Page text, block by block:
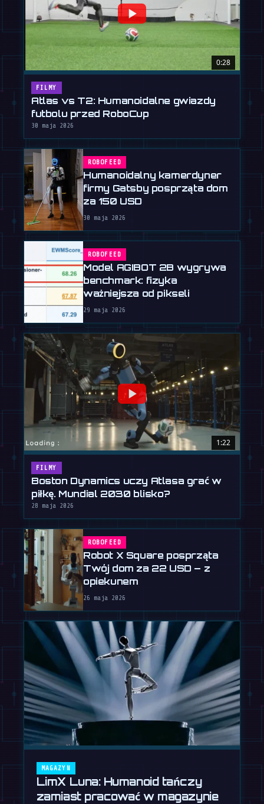
0:28
FILMY
Atlas vs T2: Humanoidalne gwiazdy
futbolu przed RoboCup
30 maja 2026
ROBOFEED
Humanoidalny kamerdyner
firmy Gatsby posprząta dom
za 150 USD
30 maja 2026
ROBOFEED
Model AGIBOT 2B wygrywa
benchmark: fizyka
ważniejsza od pikseli
29 maja 2026
1:22
FILMY
Boston Dynamics uczy Atlasa grać w
piłkę. Mundial 2030 blisko?
28 maja 2026
ROBOFEED
Robot X Square posprząta
Twój dom za 22 USD – z
opiekunem
26 maja 2026
MAGAZYN
LimX Luna: Humanoid tańczy
zamiast pracować w magazynie